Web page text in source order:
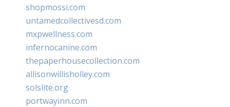
shopmossi.com
untamedcollectivesd.com
mxpwellness.com
infernocanine.com
thepaperhousecollection.com
allisonwillisholley.com
solslite.org
portwayinn.com